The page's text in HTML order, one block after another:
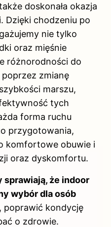
doskonała okazja
Dzięki chodzeniu po
nie tylko
oraz mięśnie
różnorodności do
zmianę
marszu,
tych
forma ruchu
przygotowania,
komfortowe obuwie i
oraz dyskomfortu.
że indoor
wybór dla osób
, poprawić kondycję
o zdrowie.